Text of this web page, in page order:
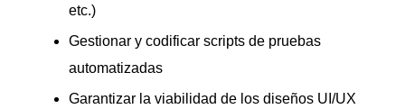
etc.)
Gestionar y codificar scripts de pruebas
automatizadas
Garantizar la viabilidad de los diseños UI/UX